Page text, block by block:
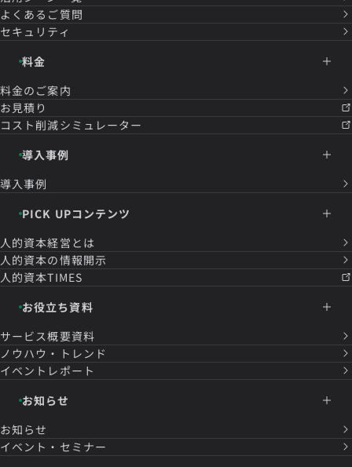
よくあるご質問
セキュリティ
料金
料金のご案内
お見積り
コスト削減シミュレーター
導入事例
導入事例
PICK UPコンテンツ
人的資本経営とは
人的資本の情報開示
人的資本TIMES
お役立ち資料
サービス概要資料
ノウハウ・トレンド
イベントレポート
お知らせ
お知らせ
イベント・セミナー